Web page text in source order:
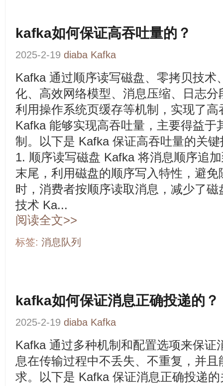
kafka如何保证高吞吐量的？
2025-2-19 diaba Kafka
Kafka 通过顺序读写磁盘、零拷贝技术
化、高效网络模型、消息压缩、日志
利用操作系统页缓存等机制，实现了
Kafka 能够实现高吞吐量，主要得益于
制。以下是 Kafka 保证高吞吐量的关
1. 顺序读写磁盘 Kafka 将消息顺序追
末尾，利用磁盘的顺序写入特性，避
时，消费者按顺序读取消息，减少了
技术 Ka...
阅读全文>>
标签: 消息队列
kafka如何保证消息正确投递的？
2025-2-19 diaba Kafka
Kafka 通过多种机制和配置选项来保证
息在传输过程中不丢失、不重复，并
求。以下是 Kafka 保证消息正确投递